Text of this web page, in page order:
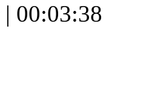
| 00:03:38